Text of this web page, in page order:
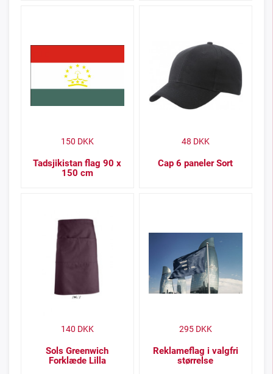
Tadsjikistan flag 90 x
150 cm
150 DKK
Cap 6 paneler Sort
48 DKK
Sols Greenwich
Forklæde Lilla
140 DKK
Reklameflag i valgfri
størrelse
295DKK